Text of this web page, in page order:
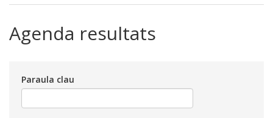
Agenda resultats
Paraula clau